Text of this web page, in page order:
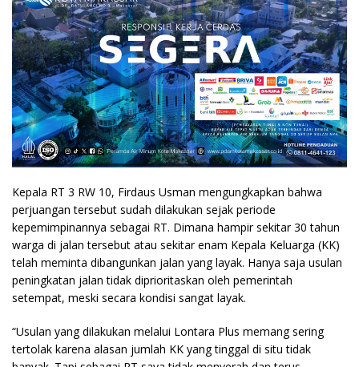
Kepala RT 3 RW 10, Firdaus Usman mengungkapkan bahwa
perjuangan tersebut sudah dilakukan sejak periode
kepemimpinannya sebagai RT. Dimana hampir sekitar 30 tahun
warga di jalan tersebut atau sekitar enam Kepala Keluarga (KK)
telah meminta dibangunkan jalan yang layak. Hanya saja usulan
peningkatan jalan tidak diprioritaskan oleh pemerintah
setempat, meski secara kondisi sangat layak.
“Usulan yang dilakukan melalui Lontara Plus memang sering
tertolak karena alasan jumlah KK yang tinggal di situ tidak